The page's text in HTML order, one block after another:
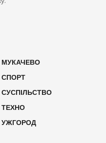
МУКАЧЕВО
СПОРТ
СУСПІЛЬСТВО
ТЕХНО
УЖГОРОД